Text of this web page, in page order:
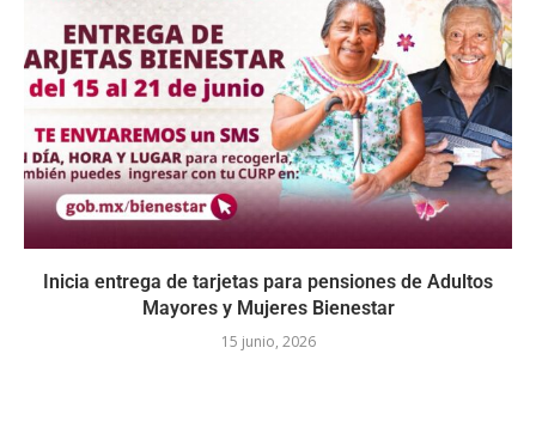
Inicia entrega de tarjetas para pensiones de Adultos
Mayores y Mujeres Bienestar
15 junio, 2026